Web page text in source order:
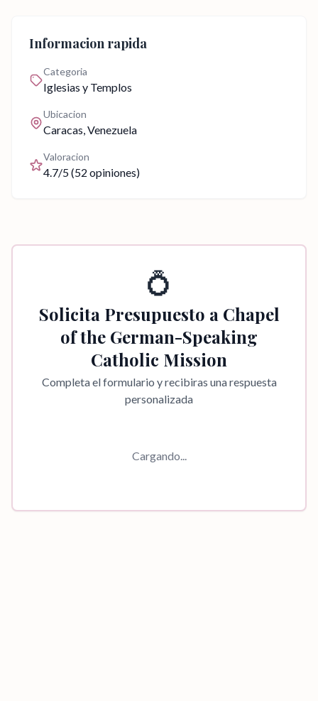
Informacion rapida
Categoria
Iglesias y Templos
Ubicacion
Caracas, Venezuela
Valoracion
4.7/5 (52 opiniones)
💍
Solicita Presupuesto a Chapel
of the German-Speaking
Catholic Mission
Completa el formulario y recibiras una respuesta
personalizada
Cargando...